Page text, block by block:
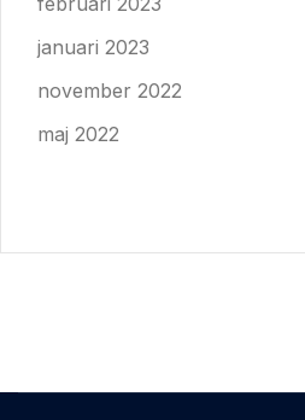
januari 2023
november 2022
maj 2022